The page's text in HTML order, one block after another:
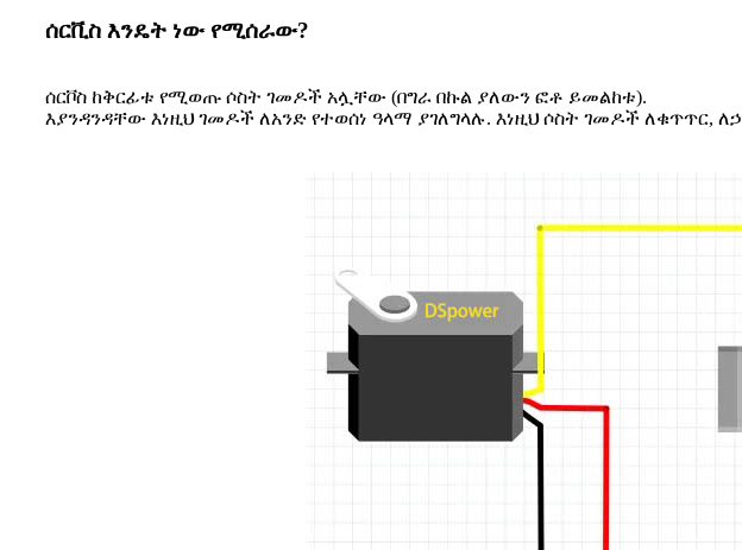
ሰርቪስ እንዴት ነው የሚሰራው?
ሰርቮስ ከቅርፊቱ የሚወጡ ሶስት ገመዶች አሏቸው (በግራ በኩል ያለውን ፎቶ ይመልከቱ).
እያንዳንዳቸው እነዚህ ገመዶች ለአንድ የተወሰነ ዓላማ ያገለግላሉ. እነዚህ ሶስት ገመዶች ለቁጥጥር,